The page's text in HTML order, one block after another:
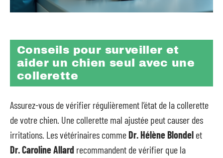
Conseils pour surveiller et
aider un chien seul avec une
collerette
Assurez-vous de vérifier régulièrement l’état de la collerette
de votre chien. Une collerette mal ajustée peut causer des
irritations. Les vétérinaires commeDr. Hélène Blondel et
Dr. Caroline Allard recommandent de vérifier que la